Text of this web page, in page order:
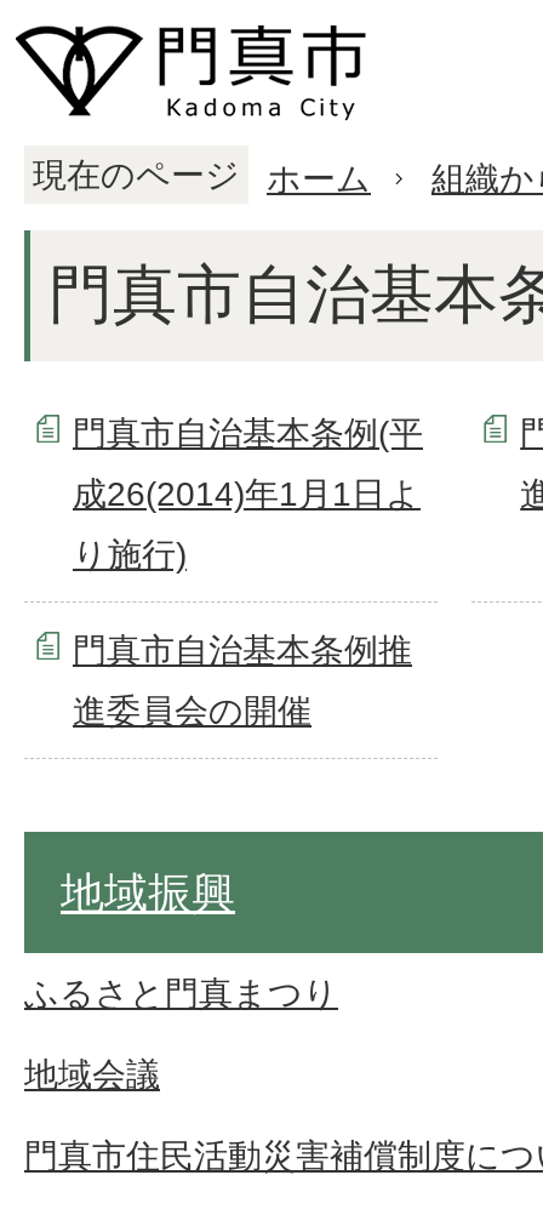
現在のページ ホーム 組織
門真市自治基本
門真市自治基本条例(平
成26(2014)年1月1日よ
り施行)
門真市自治基本条例推
進委員会の開催
地域振興
ふるさと門真まつり
地域会議
門真市住民活動災害補償制度に